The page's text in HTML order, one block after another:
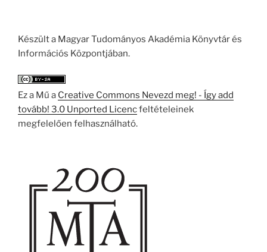
Készült a Magyar Tudományos Akadémia Könyvtár és
Információs Központjában.
Ez a Mű a Creative Commons Nevezd meg! - Így add
tovább! 3.0 Unported Licencfeltételeinek
megfelelően felhasználható.